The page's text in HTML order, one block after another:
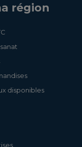
région
disponibles